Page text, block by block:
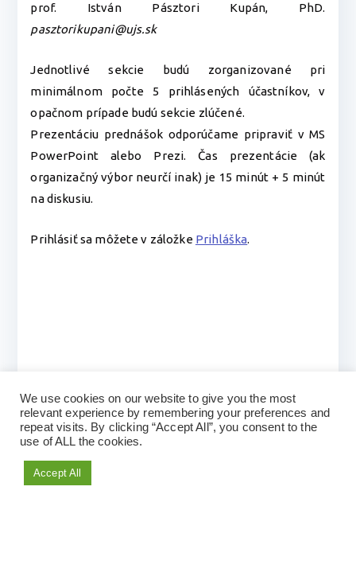
prof. István Pásztori Kupán, PhD.
pasztorikupani@ujs.sk
Jednotlivé sekcie budú zorganizované pri
minimálnom počte 5 prihlásených účastníkov, v
opačnom prípade budú sekcie zlúčené.
Prezentáciu prednášok odporúčame pripraviť v MS
PowerPoint alebo Prezi. Čas prezentácie (ak
organizačný výbor neurčí inak) je 15 minút + 5 minút
na diskusiu.
Prihlásiť sa môžete v záložke Prihláška.
Copyright © 2026
We use cookies on our website to give you the most
relevant experience by remembering your preferences and
repeat visits. By clicking “Accept All”, you consent to the
use of ALL the cookies.
Accept All